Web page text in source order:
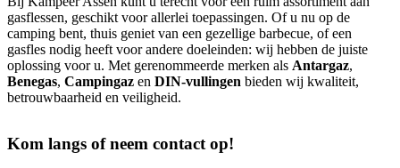
gasflessen, geschikt voor allerlei toepassingen. Of u nu op de
camping bent, thuis geniet van een gezellige barbecue, of een
gasfles nodig heeft voor andere doeleinden: wij hebben de juiste
oplossing voor u. Met gerenommeerde merken als Antargaz,
Benegas, Campingaz en DIN-vullingen bieden wij kwaliteit,
betrouwbaarheid en veiligheid.
Kom langs of neem contact op!